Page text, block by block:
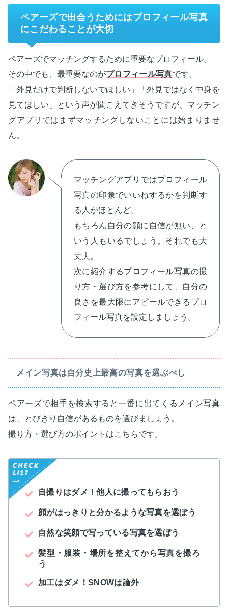
ペアーズで出会うためにはプロフィール写真
にこだわることが大切
ペアーズでマッチングするために重要なプロフィール。
その中でも、最重要なのがプロフィール写真です。
「外見だけで判断しないでほしい」「外見ではなく中身を
見てほしい」という声が聞こえてきそうですが、マッチン
グアプリではまずマッチングしないことには始まりませ
ん。
マッチングアプリではプロフィール
写真の印象でいいねするかを判断す
る人がほとんど。
もちろん自分の顔に自信が無い、と
いう人もいるでしょう。それでも大
丈夫。
次に紹介するプロフィール写真の撮
り方・選び方を参考にして、自分の
良さを最大限にアピールできるプロ
フィール写真を設定しましょう。
メイン写真は自分史上最高の写真を選ぶべし
ペアーズで相手を検索すると一番に出てくるメイン写真
は、とびきり自信があるものを選びましょう。
撮り方・選び方のポイントはこちらです。
自撮りはダメ！他人に撮ってもらおう
顔がはっきりと分かるような写真を選ぼう
自然な笑顔で写っている写真を選ぼう
髪型・服装・場所を整えてから写真を撮ろ
う
加工はダメ！SNOWは論外